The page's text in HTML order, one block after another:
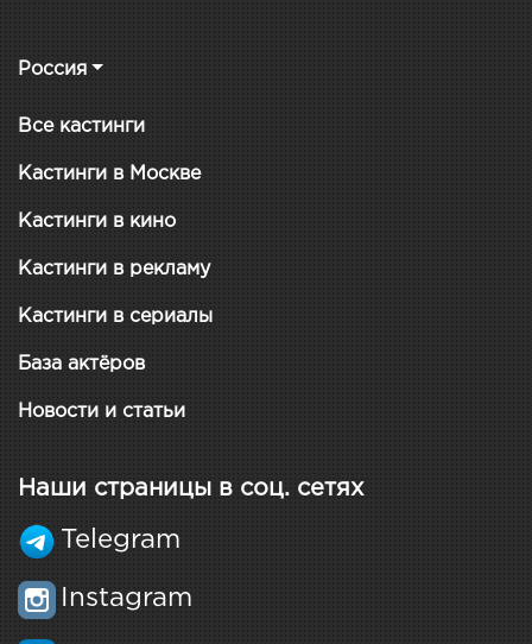
Россия
Все кастинги
Кастинги в Москве
Кастинги в кино
Кастинги в рекламу
Кастинги в сериалы
База актёров
Новости и статьи
Наши страницы в соц. сетях
Telegram
Instagram